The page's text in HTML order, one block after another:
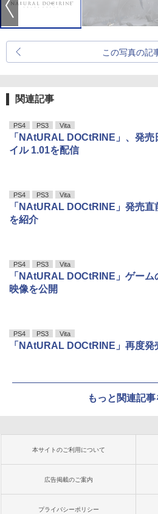
この写真の記
関連記事
PS4 PS3 Vita
「NAtURAL DOCtRINE」、発
イル 1.01を配信
PS4 PS3 Vita
「NAtURAL DOCtRINE」発売
を紹介
PS4 PS3 Vita
「NAtURAL DOCtRINE」ゲー
映像を公開
PS4 PS3 Vita
「NAtURAL DOCtRINE」再度発
もっと関連記事
本サイトのご利用について
広告掲載のご案内
プライバシーポリシー